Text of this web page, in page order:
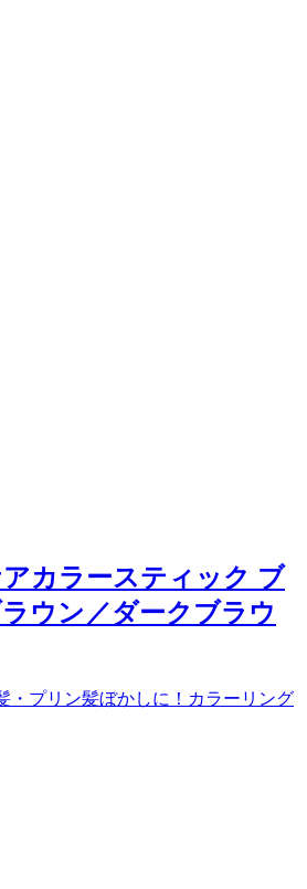
カラースティック ブ
ウン／ダークブラウ
・プリン髪ぼかしに！カラーリング